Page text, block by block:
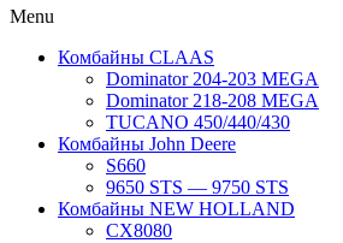
Menu
Комбайны CLAAS
Dominator 204-203 MEGA
Dominator 218-208 MEGA
TUCANO 450/440/430
Комбайны John Deere
S660
9650 STS — 9750 STS
Комбайны NEW HOLLAND
CX8080